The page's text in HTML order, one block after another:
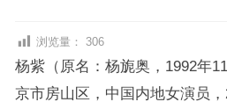
浏览量： 306
杨紫（原名：杨旎奥，1992年
京市房山区，中国内地女演员，